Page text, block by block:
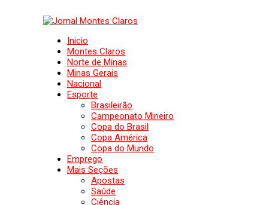
Inicio
Montes Claros
Norte de Minas
Minas Gerais
Nacional
Esporte
Brasileirão
Campeonato Mineiro
Copa do Brasil
Copa América
Copa do Mundo
Emprego
Mais Seções
Apostas
Saúde
Ciência